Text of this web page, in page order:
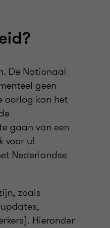
De Nationaal
geen
oorlog kan het
gaan van een
voor u!
Nederlandse
zoals
Hieronder